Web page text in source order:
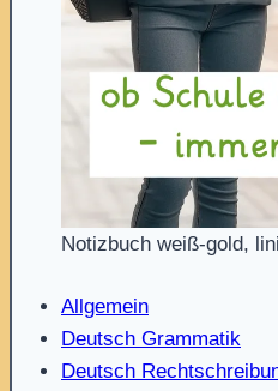
Notizbuch weiß-gold,
Allgemein
Deutsch Grammatik
Deutsch